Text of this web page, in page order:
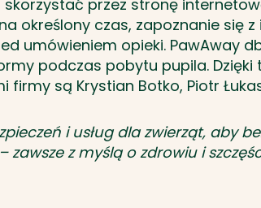
przez stronę
określony czas, zapoznanie się
umówieniem opieki. PawAway
podczas pobytu pupila.
firmy są Krystian Botko, Piotr
i usług dla zwierząt, aby
zawsze z myślą o zdrowiu i